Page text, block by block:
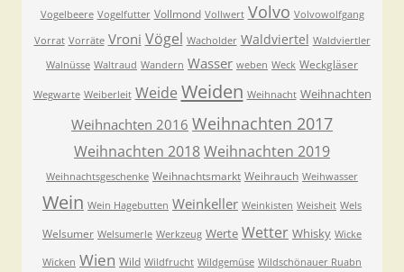
Vogelbeere Vogelfutter Vollmond Vollwert Volvo Volvowolfgang
Vorrat Vorräte Vroni Vögel Wacholder Waldviertel Waldviertler
Walnüsse Waltraud Wandern Wasser weben Weck Weckgläser
Wegwarte Weiberleit Weide Weiden Weihnacht Weihnachten
Weihnachten 2016 Weihnachten 2017
Weihnachten 2018Weihnachten 2019
Weihnachtsgeschenke Weihnachtsmarkt Weihrauch Weihwasser
Wein Wein Hagebutten Weinkeller Weinkisten Weisheit Wels
Welsumer Welsumerle Werkzeug Werte Wetter Whisky Wicke
Wicken Wien Wild Wildfrucht Wildgemüse Wildschönauer Ruabn